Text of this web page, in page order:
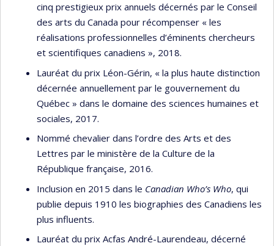
cinq prestigieux prix annuels décernés par le Conseil
des arts du Canada pour récompenser « les
réalisations professionnelles d’éminents chercheurs
et scientifiques canadiens », 2018.
Lauréat du prix Léon-Gérin, « la plus haute distinction
décernée annuellement par le gouvernement du
Québec » dans le domaine des sciences humaines et
sociales, 2017.
Nommé chevalier dans l’ordre des Arts et des
Lettres par le ministère de la Culture de la
République française, 2016.
Inclusion en 2015 dans le Canadian Who’s Who, qui
publie depuis 1910 les biographies des Canadiens les
plus influents.
Lauréat du prix Acfas André-Laurendeau, décerné